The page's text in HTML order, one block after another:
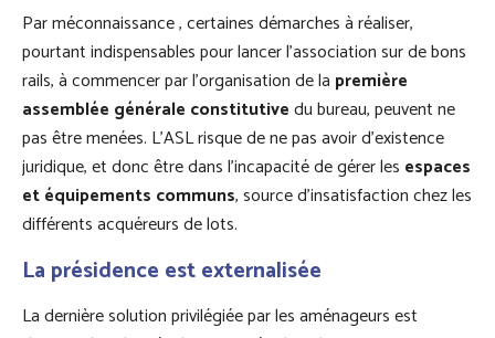
Par méconnaissance , certaines démarches à réaliser,
pourtant indispensables pour lancer l’association sur de bons
rails, à commencer par l’organisation de la première
assemblée générale constitutivedu bureau, peuvent ne
pas être menées. L’ASL risque de ne pas avoir d’existence
juridique, et donc être dans l’incapacité de gérer les espaces
et équipements communs, source d’insatisfaction chez les
différents acquéreurs de lots.
La présidence est externalisée
La dernière solution privilégiée par les aménageurs est